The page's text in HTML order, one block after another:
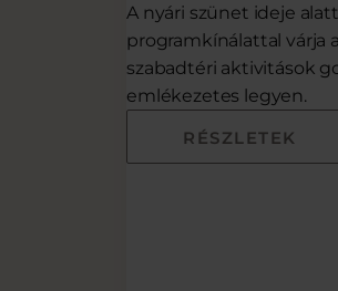
A nyári szünet ideje
programkínálattal várja
szabadtéri aktivitások
emlékezetes legyen.
RÉSZLETEK